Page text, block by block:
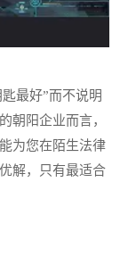
最好”而不说明
朝阳企业而言，
为您在陌生法律
解，只有最适合